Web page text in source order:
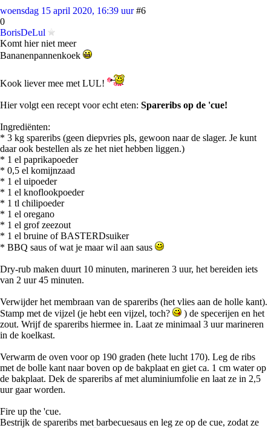
woensdag 15 april 2020, 16:39 uur #6
0
BorisDeLul
Komt hier niet meer
Bananenpannenkoek
Kook liever mee met LUL!
Hier volgt een recept voor echt eten: Spareribs op de 'cue!
Ingrediënten:
* 3 kg spareribs (geen diepvries pls, gewoon naar de slager. Je kunt
daar ook bestellen als ze het niet hebben liggen.)
* 1 el paprikapoeder
* 0,5 el komijnzaad
* 1 el uipoeder
* 1 el knoflookpoeder
* 1 tl chilipoeder
* 1 el oregano
* 1 el grof zeezout
* 1 el bruine of BASTERDsuiker
* BBQ saus of wat je maar wil aan saus
Dry-rub maken duurt 10 minuten, marineren 3 uur, het bereiden iets
van 2 uur 45 minuten.
Verwijder het membraan van de spareribs (het vlies aan de holle kant).
Stamp met de vijzel (je hebt een vijzel, toch?
) de specerijen en het
zout. Wrijf de spareribs hiermee in. Laat ze minimaal 3 uur marineren
in de koelkast.
Verwarm de oven voor op 190 graden (hete lucht 170). Leg de ribs
met de bolle kant naar boven op de bakplaat en giet ca. 1 cm water op
de bakplaat. Dek de spareribs af met aluminiumfolie en laat ze in 2,5
uur gaar worden.
Fire up the 'cue.
Bestrijk de spareribs met barbecuesaus en leg ze op de cue, zodat ze